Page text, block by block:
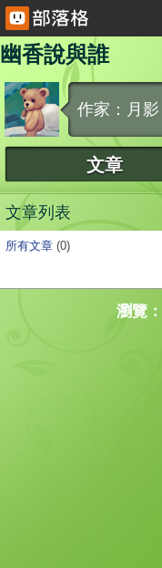
幽香說與誰
作家：月影
文章
文章列表
所有文章 (0)
瀏覽：